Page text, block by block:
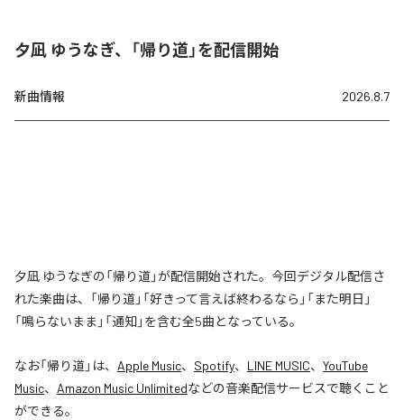
夕凪 ゆうなぎ、「帰り道」を配信開始
新曲情報 2026.8.7
夕凪 ゆうなぎの「帰り道」が配信開始された。今回デジタル配信さ
れた楽曲は、「帰り道」「好きって言えば終わるなら」「また明日」
「鳴らないまま」「通知」を含む全5曲となっている。
なお「帰り道」は、 Apple Music、 Spotify、 LINE MUSIC、 YouTube
Music、 Amazon Music Unlimitedなどの音楽配信サービスで聴くこと
ができる。